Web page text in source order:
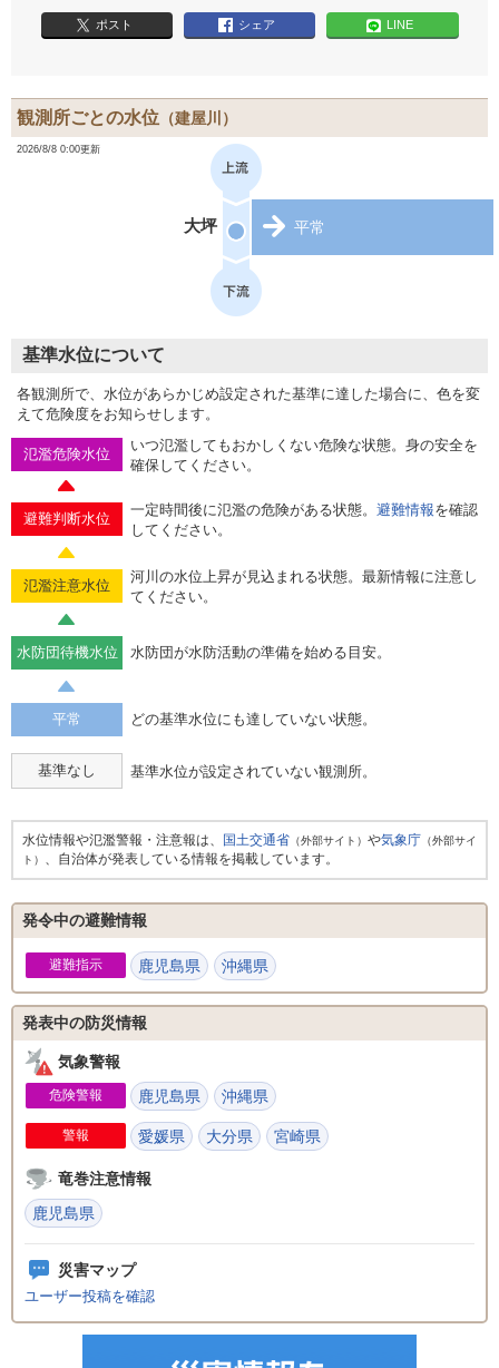
ポスト シェア LINE
観測所ごとの水位 （建屋川）
2026/8/8 0:00更新
大坪 平常
基準水位について
各観測所で、水位があらかじめ設定された基準に達した場合に、色を変
えて危険度をお知らせします。
氾濫危険水位
いつ氾濫してもおかしくない危険な状態。身の安全を
確保してください。
避難判断水位
一定時間後に氾濫の危険がある状態。 避難情報を確認
してください。
氾濫注意水位
河川の水位上昇が見込まれる状態。最新情報に注意し
てください。
水防団待機水位 水防団が水防活動の準備を始める目安。
平常 どの基準水位にも達していない状態。
基準なし 基準水位が設定されていない観測所。
水位情報や氾濫警報・注意報は、 国土交通省 （外部サイト） や気象庁 （外部サイ
ト） 、自治体が発表している情報を掲載しています。
発令中の避難情報
避難指示 鹿児島県 沖縄県
発表中の防災情報
気象警報
危険警報 鹿児島県 沖縄県
警報 愛媛県 大分県 宮崎県
竜巻注意情報
鹿児島県
災害マップ
ユーザー投稿を確認